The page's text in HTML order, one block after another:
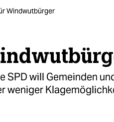
Windwutbürger
SPD will Gemeinden
weniger